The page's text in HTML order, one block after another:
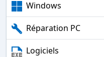
Windows
Réparation PC
Logiciels